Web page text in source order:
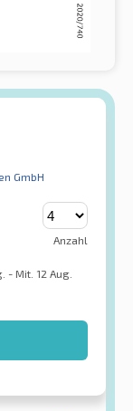
GmbH
Anzahl
- Mit. 12 Aug.